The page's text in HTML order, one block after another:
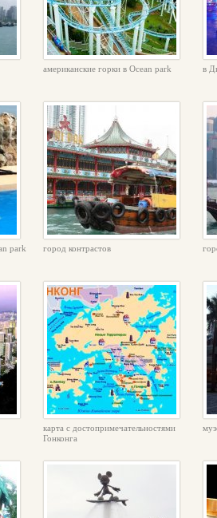
американские горки в Ocean park в
park город контрастов
карта с достопримечательностями
Гонконга